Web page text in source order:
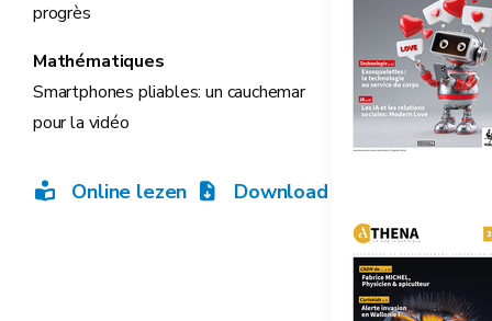
progrès
Mathématiques
Smartphones pliables: un cauchemar
pour la vidéo
Online lezen Download